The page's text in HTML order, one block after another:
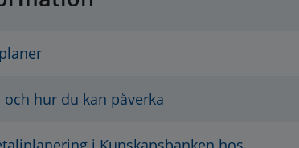
och hur du kan påverka